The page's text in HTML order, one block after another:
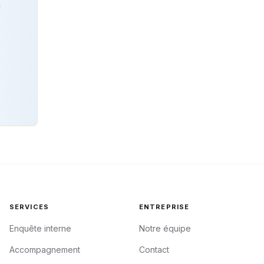
SERVICES
Enquête interne
Accompagnement
ENTREPRISE
Notre équipe
Contact